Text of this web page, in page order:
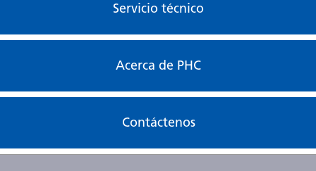
Servicio técnico
Acerca de PHC
Contáctenos